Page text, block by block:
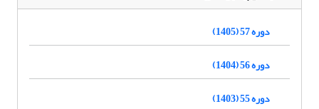
دوره 57 (1405)
دوره 56 (1404)
دوره 55 (1403)